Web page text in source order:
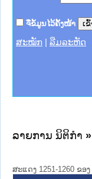
ຈື່ຂໍ້ມູນໄວ້ຄັ້ງໜ້າ
ສະໝັກ ລືມລະຫັດ
າຊົນ ພາກເໜືອ
ການ
ກາງ
ໃຕ້
ຕຳຫຼວດປະຊາຊົ
ສັນຕິບານປະຊາ
ກເໜືອ
າຊົນ ພາກກາງ
ລາຍການ ນິຕິກໍາ »
ສະແດງ 1251-1260 ຂອ